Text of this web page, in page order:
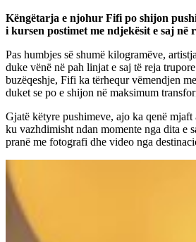
Këngëtarja e njohur Fifi po shijon
i kursen postimet me ndjekësit e saj në
Pas humbjes së shumë kilogramëve,
duke vënë në pah linjat e saj të reja
buzëqeshje, Fifi ka tërhequr vëmendjen
duket se po e shijon në maksimum
Gjatë këtyre pushimeve, ajo ka qenë mjaft
ku vazhdimisht ndan momente nga dita e
pranë me fotografi dhe video nga